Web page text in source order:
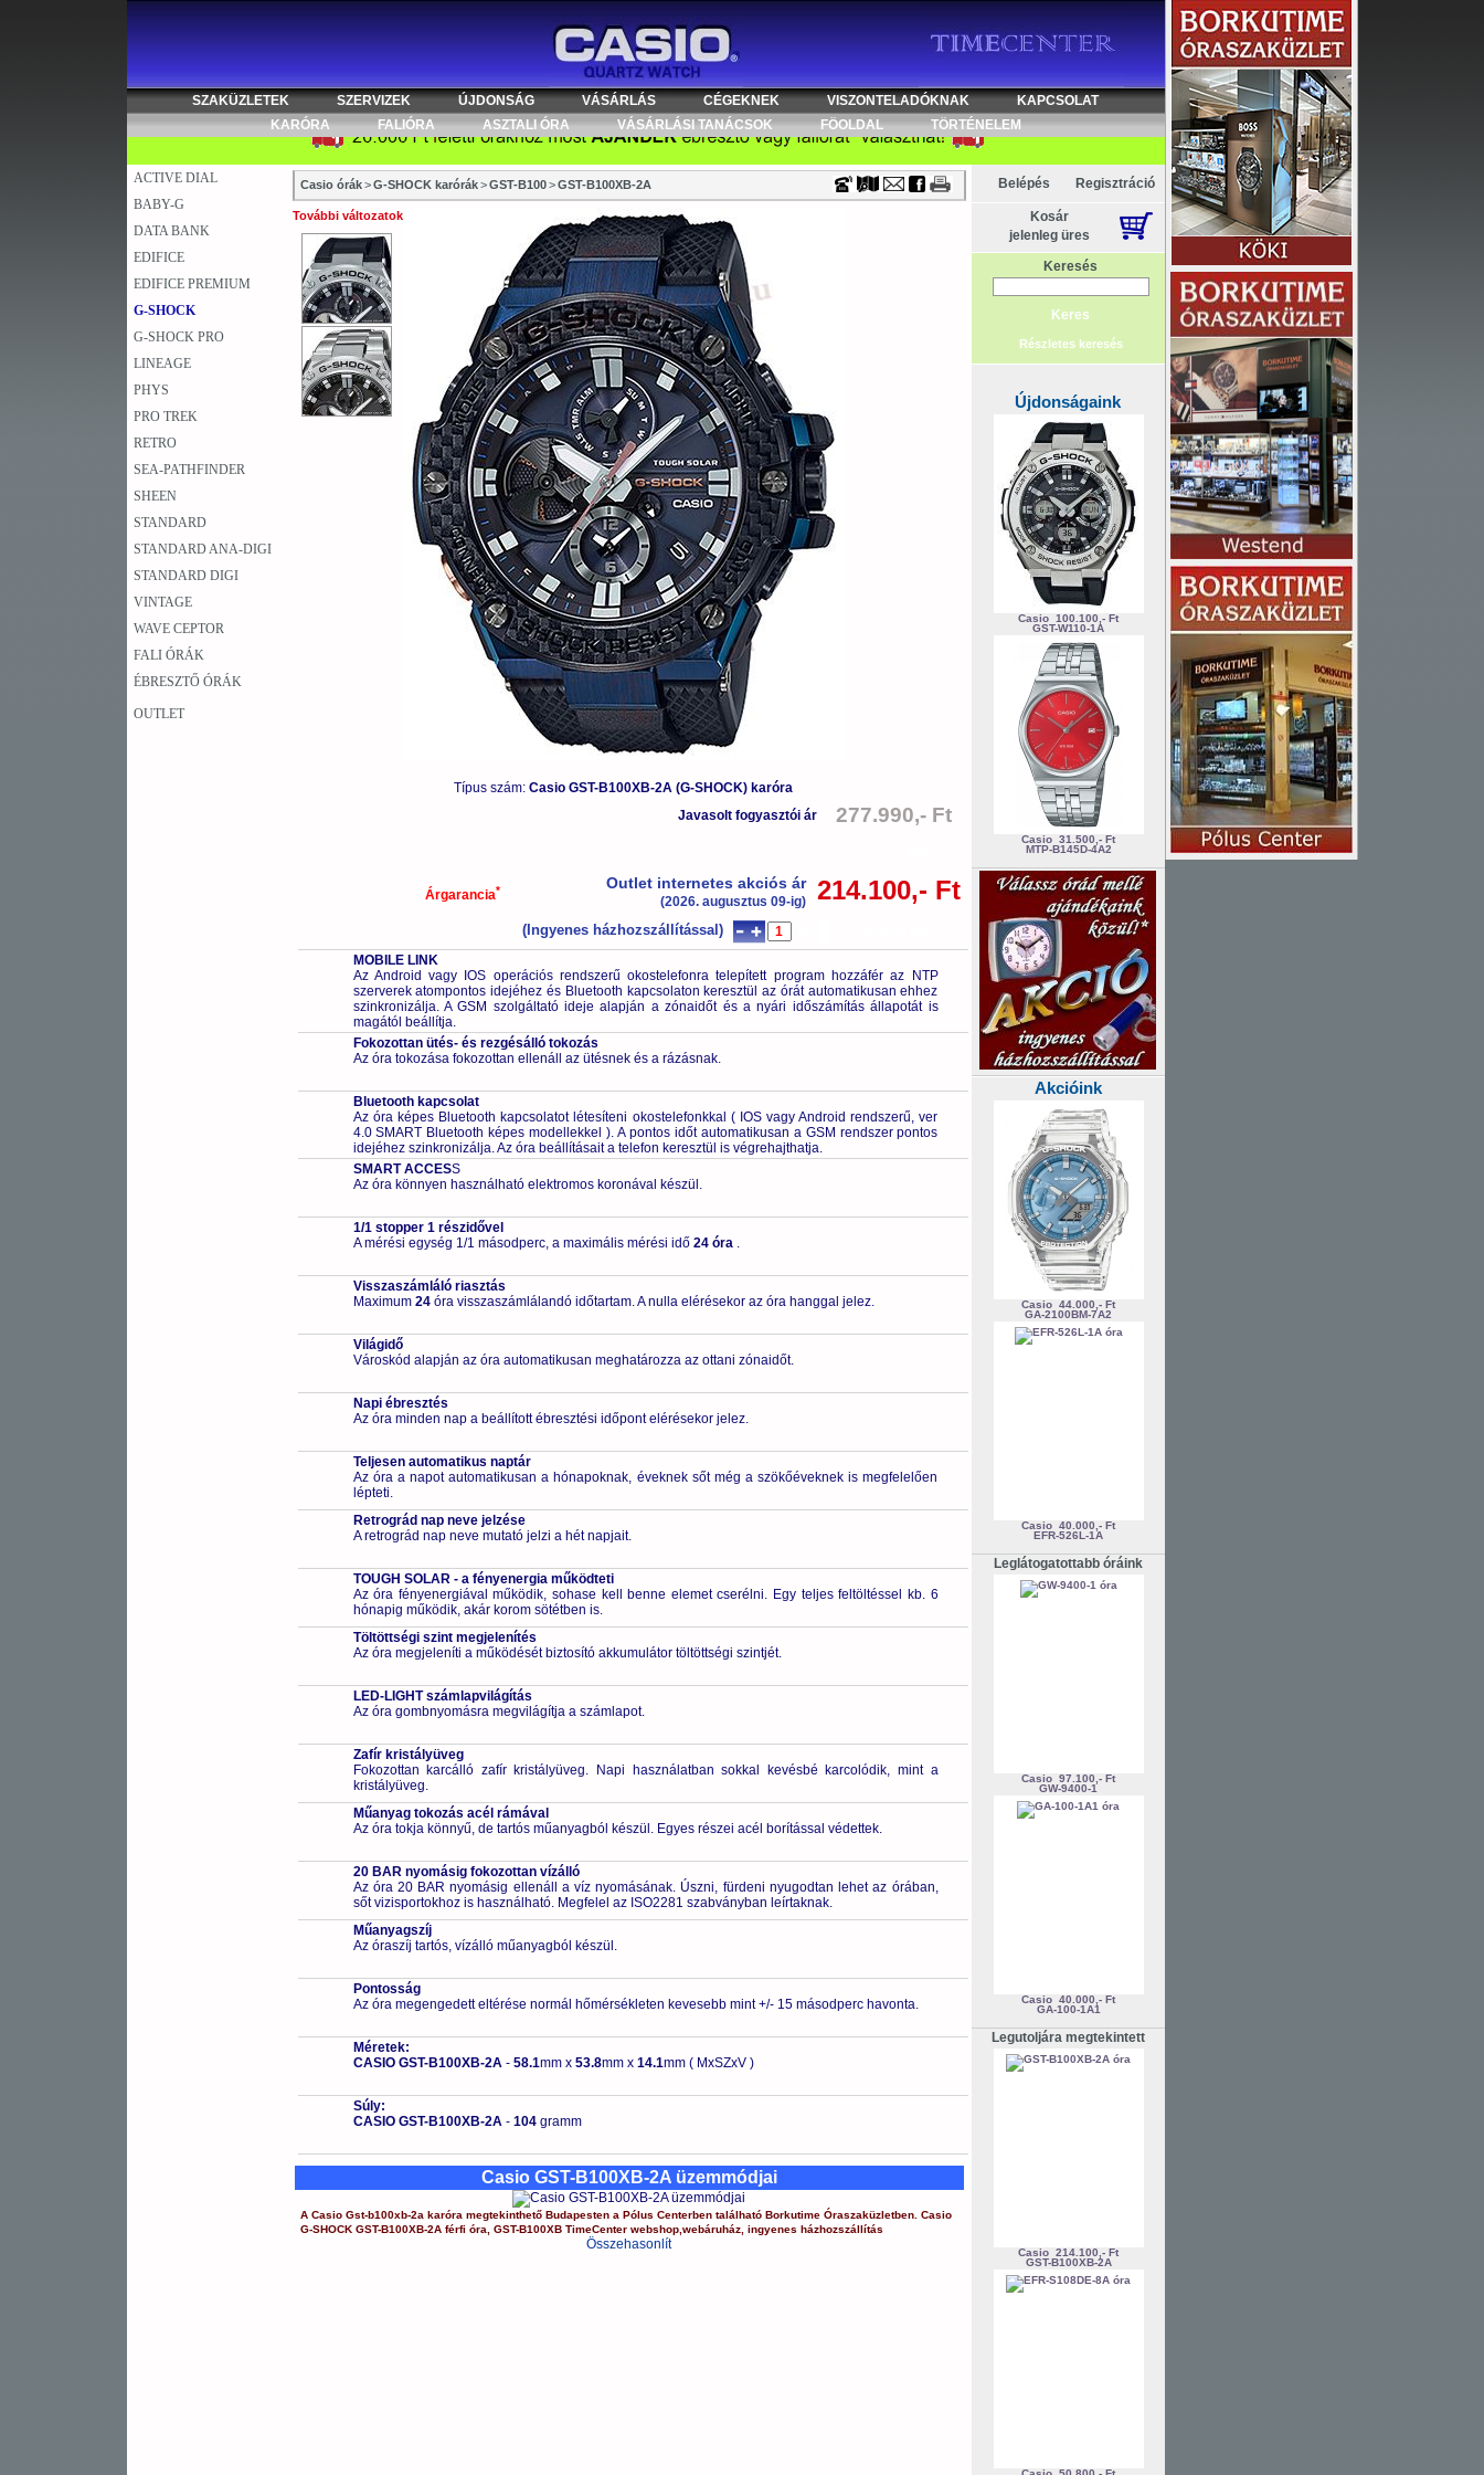
Timecenter
SZAKÜZLETEK SZERVIZEK ÚJDONSÁG VÁSÁRLÁS CÉGEKNEK VISZONTELADÓKNAK
KAPCSOLAT
KARÓRA
FALIÓRA ASZTALI ÓRA VÁSÁRLÁSI TANÁCSOK FÖOLDAL TÖRTÉNELEM
ACTIVE DIAL
BABY-G
DATA BANK
EDIFICE
EDIFICE PREMIUM
G-SHOCK
G-SHOCK PRO
LINEAGE
PHYS
PRO TREK
RETRO
SEA-PATHFINDER
SHEEN
STANDARD
STANDARD ANA-DIGI
STANDARD DIGI
VINTAGE
WAVE CEPTOR
FALI ÓRÁK
ÉBRESZTŐ ÓRÁK
OUTLET
Casio órák > G-SHOCK karórák > GST-B100 > GST-B100XB-2A
További változatok
Típus szám: Casio GST-B100XB-2A (G-SHOCK) karóra
Javasolt fogyasztói ár
277.990,- Ft
Árgarancia* Outlet internetes akciós ár
(2026. augusztus 09-ig) 214.100,- Ft
(Ingyenes házhozszállítással)
MOBILE LINK
Az Android vagy IOS operációs rendszerű okostelefonra telepített program hozzáfér az NTP
szerverek atompontos idejéhez és Bluetooth kapcsolaton keresztül az órát automatikusan ehhez
szinkronizálja. A GSM szolgáltató ideje alapján a zónaidőt és a nyári időszámítás állapotát is
magától beállítja.
Fokozottan ütés- és rezgésálló tokozás
Az óra tokozása fokozottan ellenáll az ütésnek és a rázásnak.
Bluetooth kapcsolat
Az óra képes Bluetooth kapcsolatot létesíteni okostelefonkkal ( IOS vagy Android rendszerű, ver
4.0 SMART Bluetooth képes modellekkel ). A pontos időt automatikusan a GSM rendszer pontos
idejéhez szinkronizálja. Az óra beállításait a telefon keresztül is végrehajthatja.
SMART ACCESS
Az óra könnyen használható elektromos koronával készül.
1/1 stopper 1 részidővel
A mérési egység 1/1 másodperc, a maximális mérési idő 24 óra .
Visszaszámláló riasztás
Maximum 24óra visszaszámlálandó időtartam. A nulla elérésekor az óra hanggal jelez.
Világidő
Városkód alapján az óra automatikusan meghatározza az ottani zónaidőt.
Napi ébresztés
Az óra minden nap a beállított ébresztési időpont elérésekor jelez.
Teljesen automatikus naptár
Az óra a napot automatikusan a hónapoknak, éveknek sőt még a szökőéveknek is megfelelően
lépteti.
Retrográd nap neve jelzése
A retrográd nap neve mutató jelzi a hét napjait.
TOUGH SOLAR - a fényenergia működteti
Az óra fényenergiával működik, sohase kell benne elemet cserélni. Egy teljes feltöltéssel kb. 6
hónapig működik, akár korom sötétben is.
Töltöttségi szint megjelenítés
Az óra megjeleníti a működését biztosító akkumulátor töltöttségi szintjét.
LED-LIGHT számlapvilágítás
Az óra gombnyomásra megvilágítja a számlapot.
Zafír kristályüveg
Fokozottan karcálló zafír kristályüveg. Napi használatban sokkal kevésbé karcolódik, mint a
kristályüveg.
Műanyag tokozás acél rámával
Az óra tokja könnyű, de tartós műanyagból készül. Egyes részei acél borítással védettek.
20 BAR nyomásig fokozottan vízálló
Az óra 20 BAR nyomásig ellenáll a víz nyomásának. Úszni, fürdeni nyugodtan lehet az órában,
sőt vizisportokhoz is használható. Megfelel az ISO2281 szabványban leírtaknak.
Műanyagszíj
Az óraszíj tartós, vízálló műanyagból készül.
Pontosság
Az óra megengedett eltérése normál hőmérsékleten kevesebb mint +/- 15 másodperc havonta.
Méretek:
CASIO GST-B100XB-2A- 58.1mm x 53.8mm x 14.1mm ( MxSZxV )
Súly:
CASIO GST-B100XB-2A- 104 gramm
Casio GST-B100XB-2A üzemmódjai
A Casio Gst-b100xb-2a karóra megtekinthető Budapesten a Pólus Centerbentalálható Borkutime Óraszaküzletben. Casio
G-SHOCK GST-B100XB-2A férfi óra GST-B100XB TimeCenter webshop, webáruház, ingyenes házhozszállítás
Összehasonlít
Belépés Regisztráció
Kosár
jelenleg üres
Keresés
Részletes keresés
Újdonságaink
Casio 100.100,- Ft
GST-W110-1A
Casio 31.500,- Ft
MTP-B145D-4A2
Akcióink
Casio 44.000,- Ft
GA-2100BM-7A2
Casio 40.000,- Ft
EFR-526L-1A
Leglátogatottabb óráink
Casio 97.100,- Ft
GW-9400-1
Casio 40.000,- Ft
GA-100-1A1
Legutoljára megtekintett
Casio 214.100,- Ft
GST-B100XB-2A